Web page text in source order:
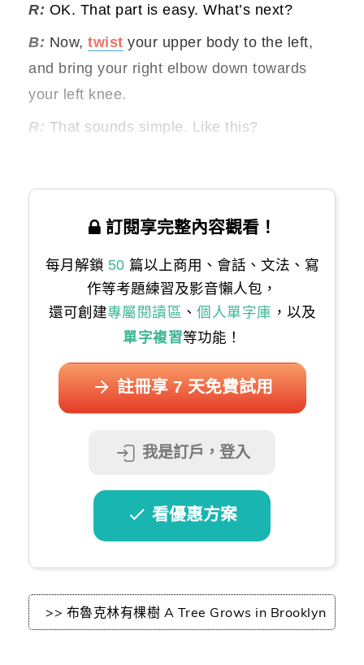
R: OK. That part is easy. What’s next?
B: Now, twist your upper body to the left,
and bring your right elbow down towards
your left knee.
R: That sounds simple. Like this?
訂閱享完整內容觀看！
每月解鎖 50 篇以上商用、會話、文法、寫
作等考題練習及影音懶人包，
還可創建專屬閱讀區 、 個人單字庫 ，以及
單字複習等功能！
註冊享 7 天免費試用
我是訂戶，登入
看優惠方案
>> 布魯克林有棵樹 A Tree Grows in Brooklyn